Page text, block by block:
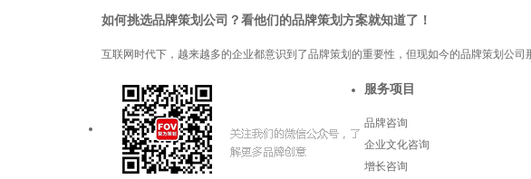
如何挑选品牌策划公司？看他们的品牌策划方案就知道了！
互联网时代下，越来越多的企业都意识到了品牌策划的重要性，但现如今的品牌策划公
服务项目
品牌咨询
企业文化咨询
增长咨询